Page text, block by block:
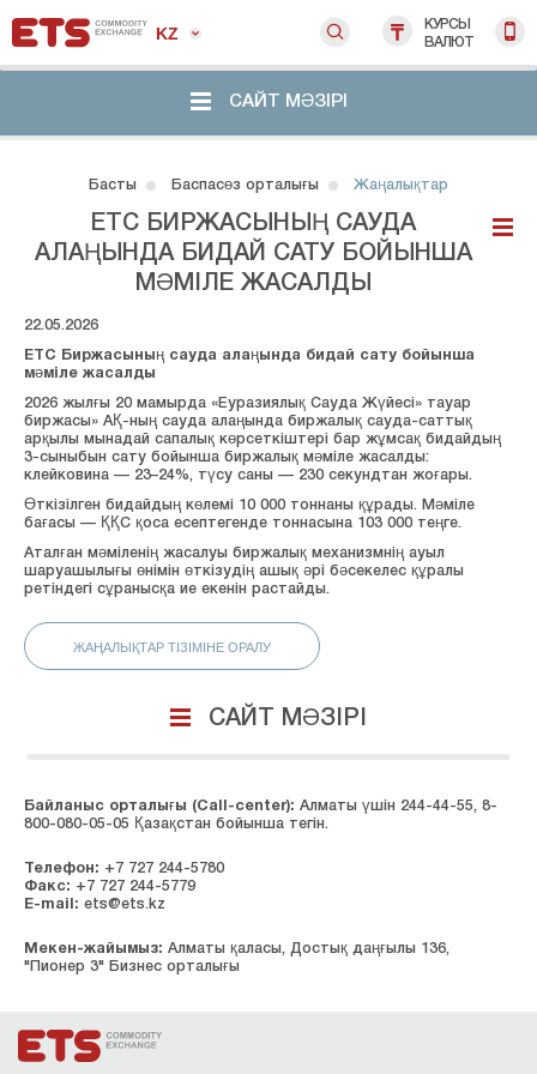
KZ
КУРСЫ
ВАЛЮТ
САЙТ МӘЗІРІ
Басты Баспасөз орталығы Жаңалықтар
ЕТС БИРЖАСЫНЫҢ САУДА
АЛАҢЫНДА БИДАЙ САТУ БОЙЫНША
МӘМІЛЕ ЖАСАЛДЫ
22.05.2026
ЕТС Биржасының сауда алаңында бидай сату бойынша
мәміле жасалды
2026 жылғы 20 мамырда «Еуразиялық Сауда Жүйесі» тауар
биржасы» АҚ-ның сауда алаңында биржалық сауда-саттық
арқылы мынадай сапалық көрсеткіштері бар жұмсақ бидайдың
3-сыныбын сату бойынша биржалық мәміле жасалды:
клейковина — 23–24%, түсу саны — 230 секундтан жоғары.
Өткізілген бидайдың көлемі 10 000 тоннаны құрады. Мәміле
бағасы — ҚҚС қоса есептегенде тоннасына 103 000 теңге.
Аталған мәміленің жасалуы биржалық механизмнің ауыл
шаруашылығы өнімін өткізудің ашық әрі бәсекелес құралы
ретіндегі сұранысқа ие екенін растайды.
ЖАҢАЛЫҚТАР ТІЗІМІНЕ ОРАЛУ
САЙТ МӘЗІРІ
Байланыс орталығы (Сall-center): Алматы үшін 244-44-55, 8-
800-080-05-05 Қазақстан бойынша тегін.
Телефон: +7 727 244-5780
Факс: +7 727 244-5779
E-mail: ets@ets.kz
Мекен-жайымыз: Алматы қаласы, Достық даңғылы 136,
"Пионер 3" Бизнес орталығы